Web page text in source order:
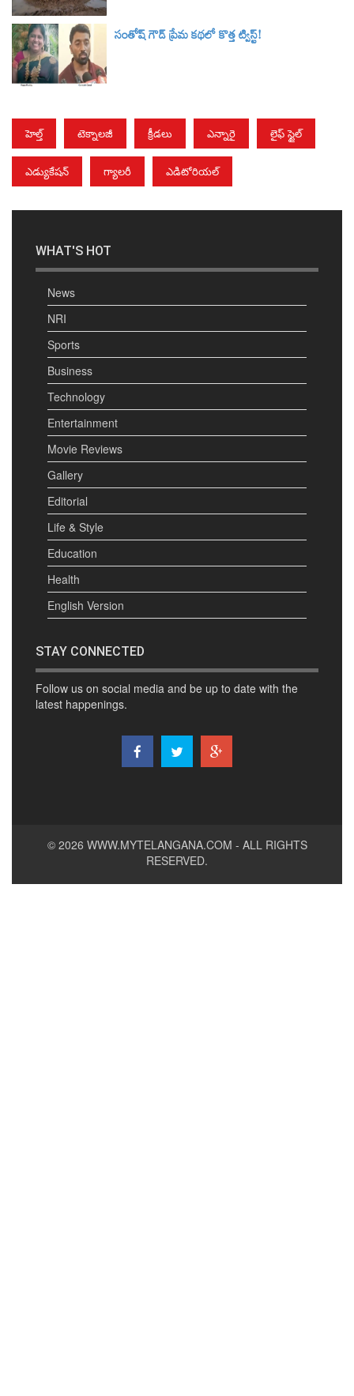
సంతోష్ గౌడ్ ప్రేమ కథలో కొత్త ట్విస్ట్!
హెల్త్ టెక్నాలజీ క్రీడలు ఎన్నారై లైఫ్ స్టైల్
ఎడ్యుకేషన్ గ్యాలరీ ఎడిటోరియల్
WHAT'S HOT
News
NRI
Sports
Business
Technology
Entertainment
Movie Reviews
Gallery
Editorial
Life & Style
Education
Health
English Version
STAY CONNECTED
Follow us on social media and be up to date with the
latest happenings.
© 2026 WWW.MYTELANGANA.COM - ALL RIGHTS
RESERVED.